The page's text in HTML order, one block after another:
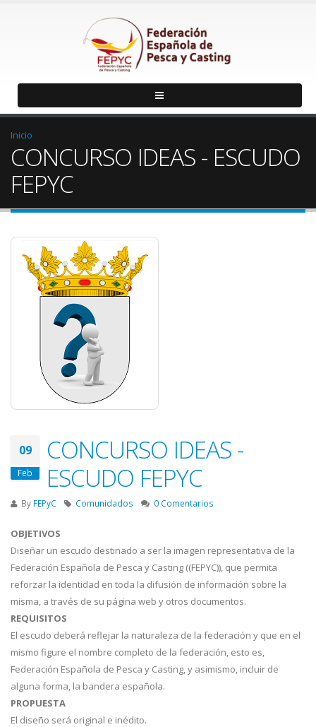
Inicio
CONCURSO IDEAS - ESCUDO
FEPYC
09
Feb
CONCURSO IDEAS -
ESCUDO FEPYC
By FEPyC Comunidados 0 Comentarios
OBJETIVOS
Diseñar un escudo destinado a ser la imagen representativa de la
Federación Española de Pesca y Casting ((FEPYC)), que permita
reforzar la identidad en toda la difusión de información sobre la
misma, a través de su página web y otros documentos.
REQUISITOS
El escudo deberá reflejar la naturaleza de la federación y que en el
mismo figure el nombre completo de la federación, esto es,
Federación Española de Pesca y Casting, y asimismo, incluir de
alguna forma, la bandera española.
PROPUESTA
El diseño será original e inédito.